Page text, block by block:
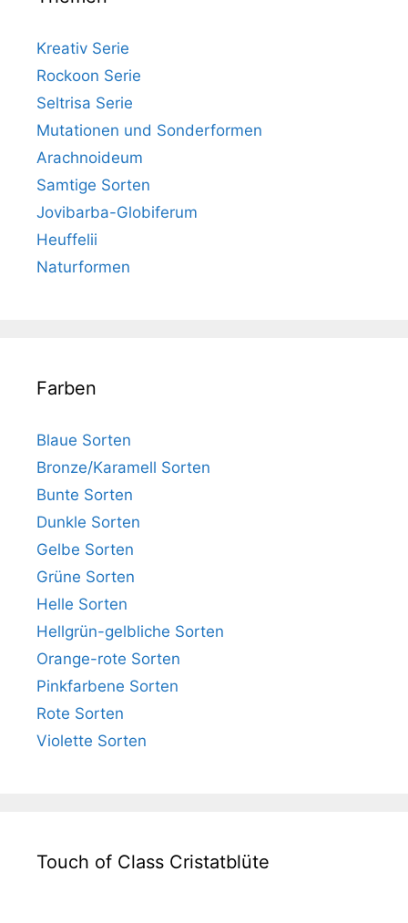
Kreativ Serie
Rockoon Serie
Seltrisa Serie
Mutationen und Sonderformen
Arachnoideum
Samtige Sorten
Jovibarba-Globiferum
Heuffelii
Naturformen
Farben
Blaue Sorten
Bronze/Karamell Sorten
Bunte Sorten
Dunkle Sorten
Gelbe Sorten
Grüne Sorten
Helle Sorten
Hellgrün-gelbliche Sorten
Orange-rote Sorten
Pinkfarbene Sorten
Rote Sorten
Violette Sorten
Touch of Class Cristatblüte